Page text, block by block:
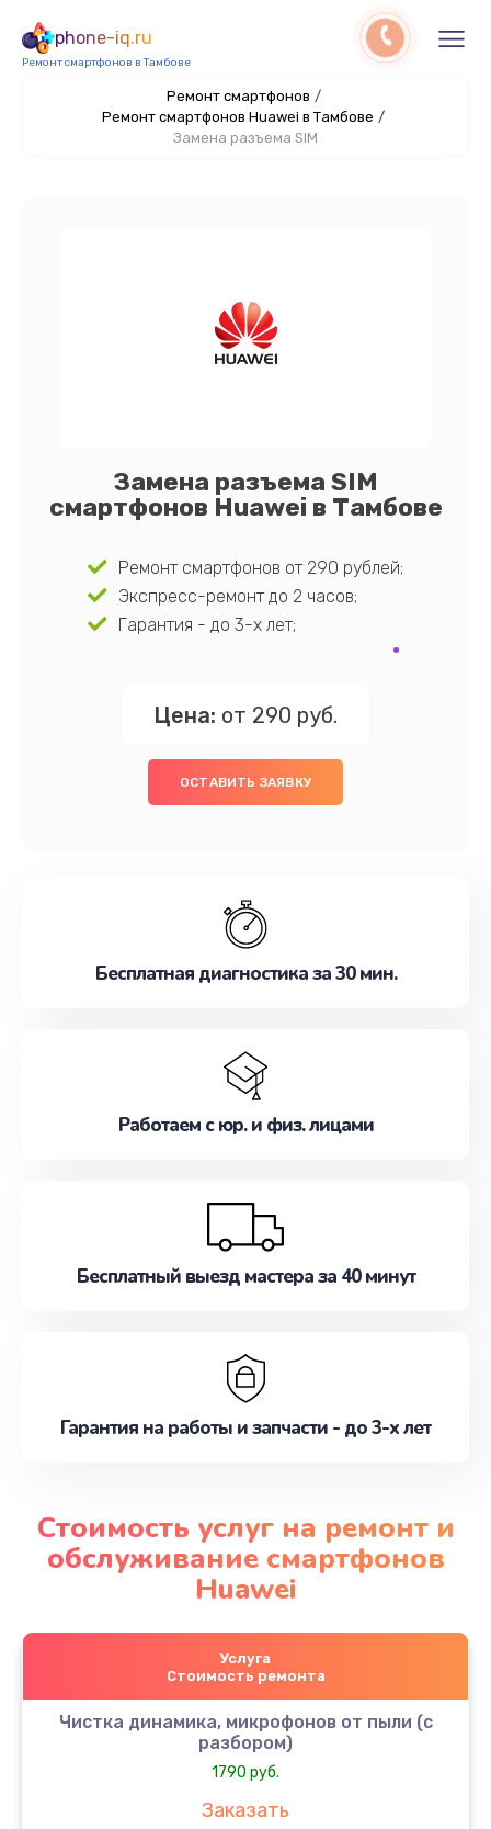
phone-iq.ru
Ремонт смартфонов в Тамбове
Ремонт смартфонов /
Ремонт смартфонов Huawei в Тамбове /
Замена разъема SIM
Замена разъема SIM
смартфонов Huawei в Тамбове
Ремонт смартфонов от 290 рублей;
Экспресс-ремонт до 2 часов;
Гарантия - до 3-х лет;
Цена: от 290 руб.
ОСТАВИТЬ ЗАЯВКУ
Бесплатная диагностика за 30 мин.
Работаем с юр. и физ. лицами
Бесплатный выезд мастера за 40 минут
Гарантия на работы и запчасти - до 3-х лет
Стоимость услуг на ремонт и
обслуживание смартфонов
Huawei
Услуга
Стоимость ремонта
Чистка динамика, микрофонов от пыли (с
разбором)
1790 руб.
Заказать